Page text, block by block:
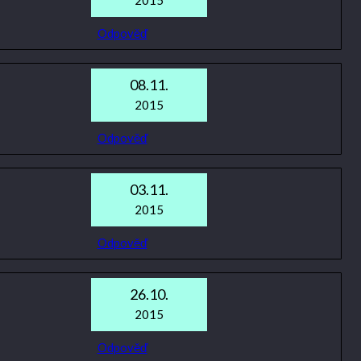
Odpověď
08.11.
2015
Odpověď
03.11.
2015
Odpověď
26.10.
2015
Odpověď